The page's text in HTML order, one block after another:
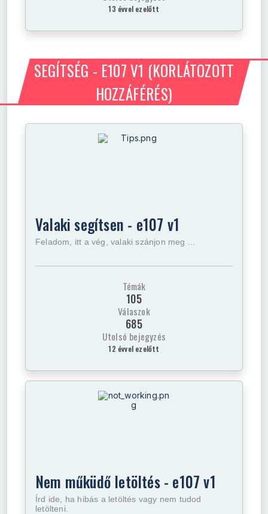
13 évvel ezelőtt
SEGÍTSÉG - E107 V1 (KORLÁTOZOTT
HOZZÁFÉRÉS)
Valaki segítsen - e107 v1
Feladom, itt a vég, valaki szánjon meg ...
Témák
105
Válaszok
685
Utolsó bejegyzés
12 évvel ezelőtt
Nem műküdő letöltés - e107 v1
Írd ide, ha hibás a letöltés vagy nem tudod
letölteni.